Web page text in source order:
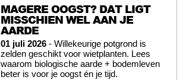
MAGERE OOGST? DAT LIGT
MISSCHIEN WEL AAN JE
AARDE
01 juli 2026 - Willekeurige potgrond is
zelden geschikt voor wietplanten. Lees
waarom biologische aarde + bodemleven
beter is voor je oogst én je tijd.